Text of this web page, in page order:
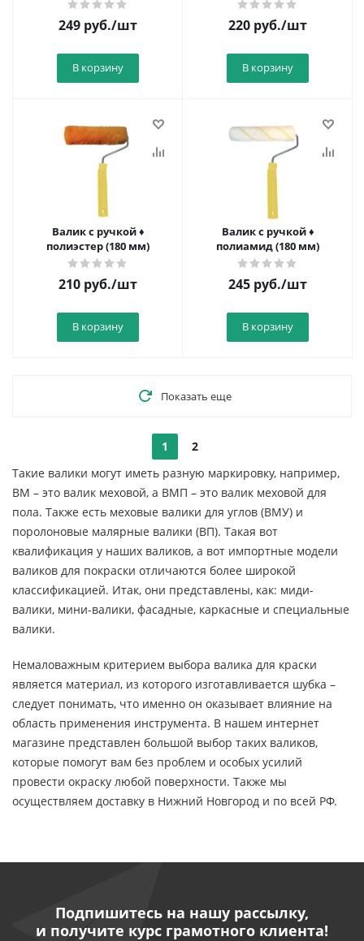
249 руб./шт
В корзину
220 руб./шт
В корзину
Валик с ручкой ♦
полиэстер (180 мм)
210 руб./шт
В корзину
Валик с ручкой ♦
полиамид (180 мм)
245 руб./шт
В корзину
Показать еще
1
2
Такие валики могут иметь разную маркировку, например,
ВМ – это валик меховой, а ВМП – это валик меховой для
пола. Также есть меховые валики для углов (ВМУ) и
поролоновые малярные валики (ВП). Такая вот
квалификация у наших валиков, а вот импортные модели
валиков для покраски отличаются более широкой
классификацией. Итак, они представлены, как: миди-
валики, мини-валики, фасадные, каркасные и специальные
валики.
Немаловажным критерием выбора валика для краски
является материал, из которого изготавливается шубка –
следует понимать, что именно он оказывает влияние на
область применения инструмента. В нашем интернет
магазине представлен большой выбор таких валиков,
которые помогут вам без проблем и особых усилий
провести окраску любой поверхности. Также мы
осуществляем доставку в Нижний Новгород и по всей РФ.
Подпишитесь на нашу рассылку,
и получите курс грамотного клиента!